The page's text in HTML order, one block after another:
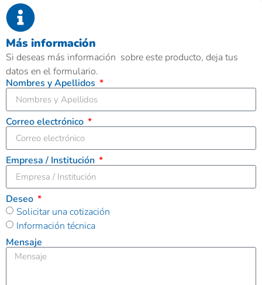
Más información
Si deseas más información sobre este producto, deja tus
datos en el formulario.
Nombres y Apellidos
Correo electrónico
Empresa / Institución
Deseo
Solicitar una cotización
Información técnica
Mensaje